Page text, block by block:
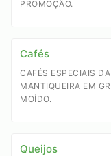
PROMOÇÃO.
Cafés
CAFÉS ESPECIAIS DA
MANTIQUEIRA EM
MOÍDO.
Queijos